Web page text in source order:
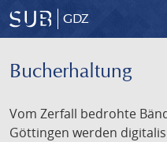
GDZ
Bucherhaltung
Vom Zerfall bedrohte
Göttingen werden